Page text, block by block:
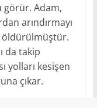
görür. Adam,
arındırmayı
öldürülmüştür.
da takip
yolları kesişen
çıkar.